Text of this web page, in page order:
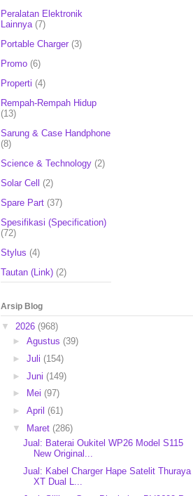
Peralatan Elektronik
Lainnya (7)
Portable Charger (3)
Promo (6)
Properti (4)
Rempah-Rempah Hidup
(13)
Sarung & Case Handphone
(8)
Science & Technology (2)
Solar Cell (2)
Spare Part (37)
Spesifikasi (Specification)
(72)
Stylus (4)
Tautan (Link) (2)
Arsip Blog
▼ 2026 (968)
► Agustus (39)
► Juli (154)
► Juni (149)
►
Mei (97)
► April (61)
▼
Maret (286)
Jual: Baterai Oukitel WP26 Model S115
New Original...
Jual: Kabel Charger Hape Satelit Thuraya
XT Dual L...